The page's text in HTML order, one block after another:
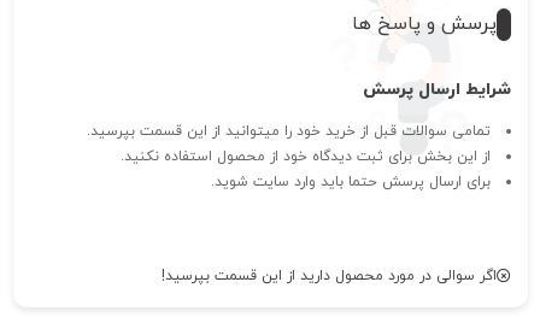
پرسش و پاسخ ها
شرایط ارسال پرسش
تمامی سوالات قبل از خرید خود را میتوانید از این قسمت بپرسید.
از این بخش برای ثبت دیدگاه خود از محصول استفاده نکنید.
برای ارسال پرسش حتما باید وارد سایت شوید.
اگر سوالی در مورد محصول دارید از این قسمت بپرسید!